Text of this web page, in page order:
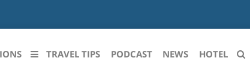
TRAVEL TIPS PODCAST NEWS HOTEL